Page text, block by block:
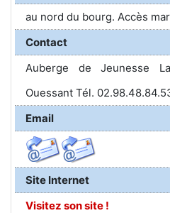
au nord du bourg. Accès
Contact
Auberge de Jeunesse
Ouessant Tél.
Email
Site Internet
Visitez son site !